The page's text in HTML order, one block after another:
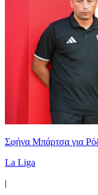
Σφήνα Μπάρτσα για
La Liga
|